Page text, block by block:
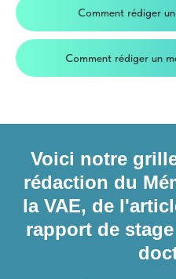
Comment rédiger
Comment rédiger un
Voici notre
rédaction du
la VAE, de
rapport de